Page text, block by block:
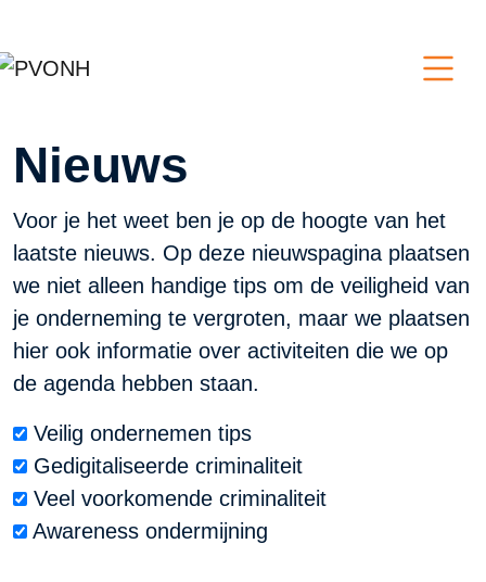
Nieuws
Voor je het weet ben je op de hoogte van het
laatste nieuws. Op deze nieuwspagina plaatsen
we niet alleen handige tips om de veiligheid van
je onderneming te vergroten, maar we plaatsen
hier ook informatie over activiteiten die we op
de agenda hebben staan.
Veilig ondernemen tips
Gedigitaliseerde criminaliteit
Veel voorkomende criminaliteit
Awareness ondermijning